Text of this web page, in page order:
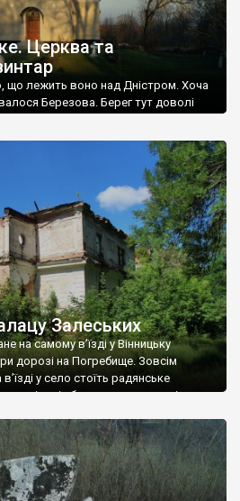
Церква та
що лежить воно над Дністром. Хоча
Березова. Берег тут доволі
від більшості навколишніх
церква. Точної дати […]
Залеських
на самому в’їзді у Вінницьку
дорозі на Погребище. Зовсім
у село стоїть радянське
жінку і яблуню, а трохи далі, десь
колії у траві – […]